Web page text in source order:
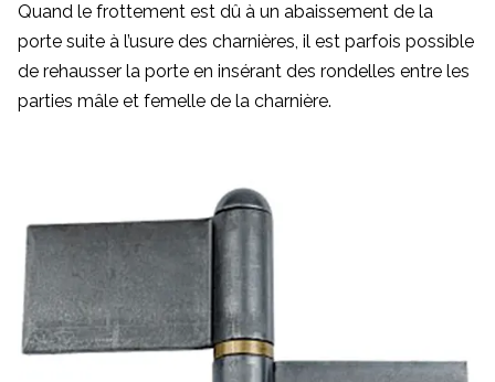
Quand le frottement est dû à un abaissement de la
porte suite à l’usure des charnières, il est parfois possible
de rehausser la porte en insérant des rondelles entre les
parties mâle et femelle de la charnière.